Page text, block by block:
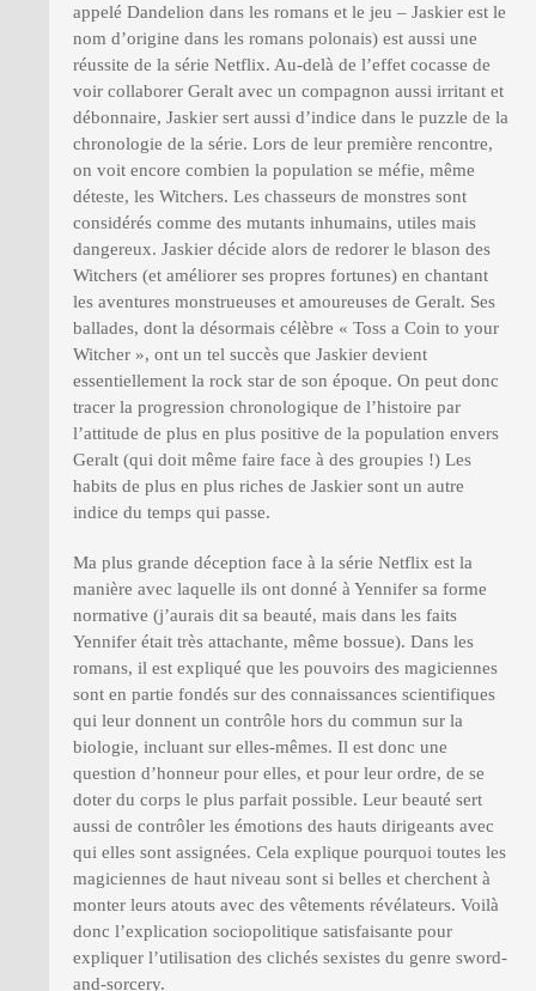
appelé Dandelion dans les romans et le jeu – Jaskier est le
nom d’origine dans les romans polonais) est aussi une
réussite de la série Netflix. Au-delà de l’effet cocasse de
voir collaborer Geralt avec un compagnon aussi irritant et
débonnaire, Jaskier sert aussi d’indice dans le puzzle de la
chronologie de la série. Lors de leur première rencontre,
on voit encore combien la population se méfie, même
déteste, les Witchers. Les chasseurs de monstres sont
considérés comme des mutants inhumains, utiles mais
dangereux. Jaskier décide alors de redorer le blason des
Witchers (et améliorer ses propres fortunes) en chantant
les aventures monstrueuses et amoureuses de Geralt. Ses
ballades, dont la désormais célèbre « Toss a Coin to your
Witcher », ont un tel succès que Jaskier devient
essentiellement la rock star de son époque. On peut donc
tracer la progression chronologique de l’histoire par
l’attitude de plus en plus positive de la population envers
Geralt (qui doit même faire face à des groupies !) Les
habits de plus en plus riches de Jaskier sont un autre
indice du temps qui passe.
Ma plus grande déception face à la série Netflix est la
manière avec laquelle ils ont donné à Yennifer sa forme
normative (j’aurais dit sa beauté, mais dans les faits
Yennifer était très attachante, même bossue). Dans les
romans, il est expliqué que les pouvoirs des magiciennes
sont en partie fondés sur des connaissances scientifiques
qui leur donnent un contrôle hors du commun sur la
biologie, incluant sur elles-mêmes. Il est donc une
question d’honneur pour elles, et pour leur ordre, de se
doter du corps le plus parfait possible. Leur beauté sert
aussi de contrôler les émotions des hauts dirigeants avec
qui elles sont assignées. Cela explique pourquoi toutes les
magiciennes de haut niveau sont si belles et cherchent à
monter leurs atouts avec des vêtements révélateurs. Voilà
donc l’explication sociopolitique satisfaisante pour
expliquer l’utilisation des clichés sexistes du genre sword-
and-sorcery.